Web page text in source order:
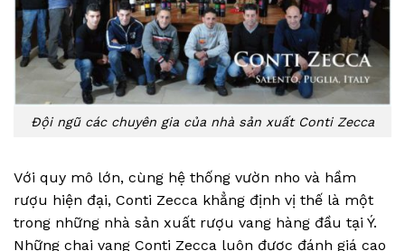
Đội ngũ các chuyên gia của nhà sản xuất Conti Zecca
Với quy mô lớn, cùng hệ thống vườn nho và hầm
rượu hiện đại, Conti Zecca khẳng định vị thế là một
trong những nhà sản xuất rượu vang hàng đầu tại Ý.
Những chai vang Conti Zecca luôn được đánh giá cao